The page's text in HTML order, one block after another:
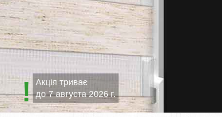
Акція триває
до7 августа 2026 г.